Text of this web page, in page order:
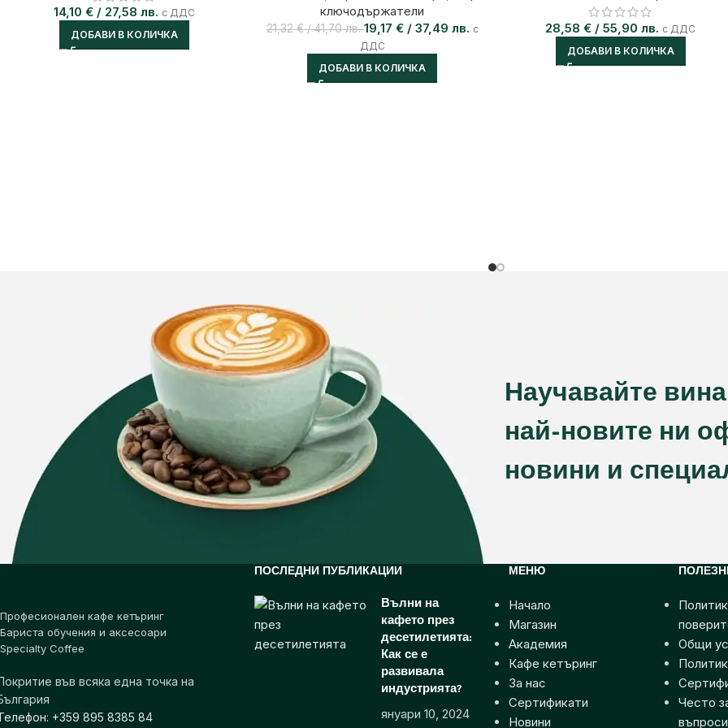
14,10 €/ 27,58 лв. с ДДС
ДОБАВИ В КОЛИЧКА
ключодържатели
21,32€/ 41,70 лв.19,17 €/ 37,49 лв. с
ДДС
ДОБАВИ В КОЛИЧКА
28,58€ / 55,90 лв. с ДДС
ДОБАВИ В КОЛИЧКА
Научавайте
най-новите ни
новини и
Професионален кафе кетъринг
Бариста обучения и аксесоари
Specialty Coffee
във всяка една точка на
+359 895 8385 84
ПОСЛЕДНИ ПУБЛИКАЦИИ
Вълни на
кафето през
десетилетията:
Как се е
развивала
индустрията?
януари 10, 2024
МЕНЮ
Начало
Магазин
Академия
Кафе кетъринг
За нас
Сертификати
Новини
Общи
Често
въпроси